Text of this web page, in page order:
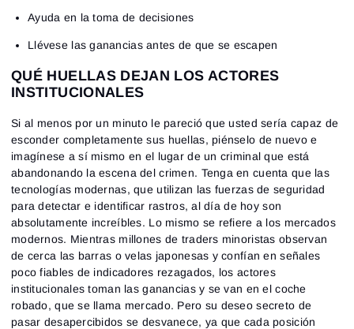
Ayuda en la toma de decisiones
Llévese las ganancias antes de que se escapen
QUÉ HUELLAS DEJAN LOS ACTORES
INSTITUCIONALES
Si al menos por un minuto le pareció que usted sería capaz de
esconder completamente sus huellas, piénselo de nuevo e
imagínese a sí mismo en el lugar de un criminal que está
abandonando la escena del crimen. Tenga en cuenta que las
tecnologías modernas, que utilizan las fuerzas de seguridad
para detectar e identificar rastros, al día de hoy son
absolutamente increíbles. Lo mismo se refiere a los mercados
modernos. Mientras millones de traders minoristas observan
de cerca las barras o velas japonesas y confían en señales
poco fiables de indicadores rezagados, los actores
institucionales toman las ganancias y se van en el coche
robado, que se llama mercado. Pero su deseo secreto de
pasar desapercibidos se desvanece, ya que cada posición